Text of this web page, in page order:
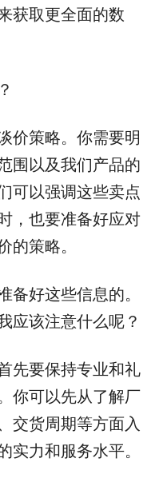
获取更全面的数
价策略。你需要明
围以及我们产品的
可以强调这些卖点
，也要准备好应对
的策略。
备好这些信息的。
应该注意什么呢？
先要保持专业和礼
你可以先从了解厂
交货周期等方面入
实力和服务水平。